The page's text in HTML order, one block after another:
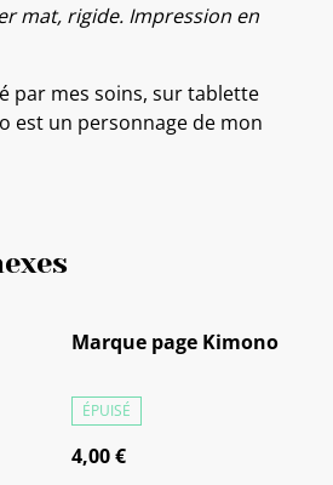
mat, rigide. Impression en
par mes soins, sur tablette
est un personnage de mon
Marque page Kimono
ÉPUISÉ
4,00 €